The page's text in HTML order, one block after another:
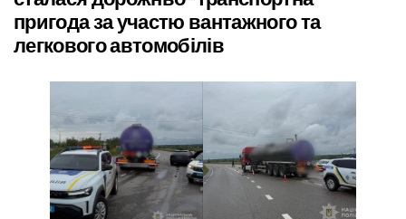
пригода за участю вантажного та
легкового автомобілів